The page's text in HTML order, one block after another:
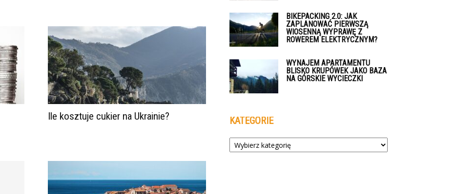
Ile kosztuje cukier na Ukrainie?
BIKEPACKING 2.0: JAK
ZAPLANOWAĆ PIERWSZĄ
WIOSENNĄ WYPRAWĘ Z
ROWEREM ELEKTRYCZNYM?
WYNAJEM APARTAMENTU
BLISKO KRUPÓWEK JAKO BAZA
NA GÓRSKIE WYCIECZKI
KATEGORIE
Kategorie